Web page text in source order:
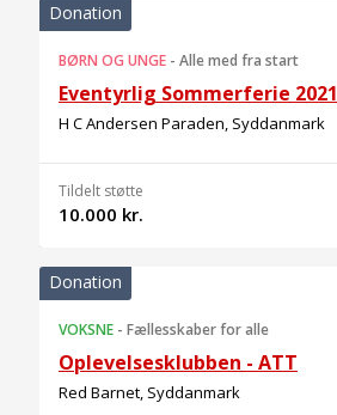
Donation
BØRN OG UNGE - Alle med fra start
Eventyrlig Sommerferie 2021
H C Andersen Paraden, Syddanmark
Tildelt støtte
10.000 kr.
Donation
VOKSNE - Fællesskaber for alle
Oplevelsesklubben - ATT
Red Barnet, Syddanmark